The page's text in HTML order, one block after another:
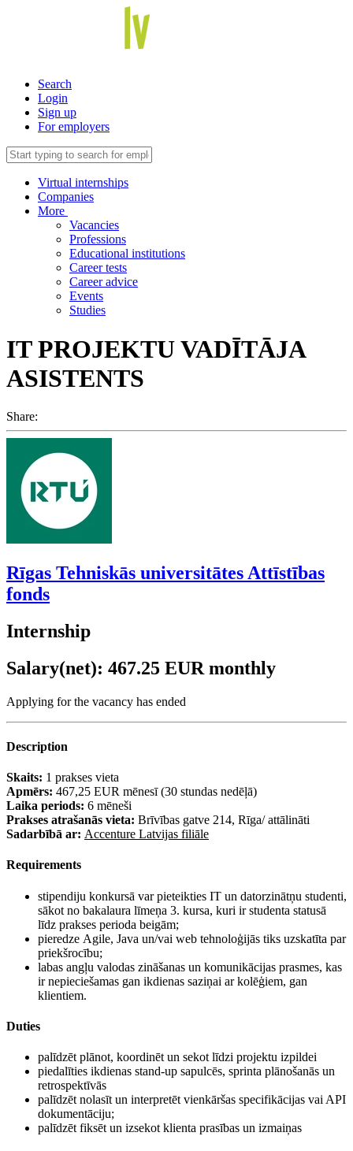
Search
Login
Sign up
For employers
Virtual internships
Companies
More
Vacancies
Professions
Educational institutions
Career tests
Career advice
Events
Studies
IT PROJEKTU VADĪTĀJA
ASISTENTS
Share:
Rīgas Tehniskās universitātes Attīstības
fonds
Internship
Salary(net): 467.25 EUR monthly
Applying for the vacancy has ended
Description
Skaits: 1 prakses vieta
Apmērs: 467,25 EUR mēnesī (30 stundas nedēļā)
Laika periods: 6 mēneši
Prakses atrašanās vieta: Brīvības gatve 214, Rīga/ attālināti
Sadarbībā ar: Accenture Latvijas filiāle
Requirements
stipendiju konkursā var pieteikties IT un datorzinātņu studenti,
sākot no bakalaura līmeņa 3. kursa, kuri ir studenta statusā
līdz prakses perioda beigām;
pieredze Agile, Java un/vai web tehnoloģijās tiks uzskatīta par
priekšrocību;
labas angļu valodas zināšanas un komunikācijas prasmes, kas
ir nepieciešamas gan ikdienas saziņai ar kolēģiem, gan
klientiem.
Duties
palīdzēt plānot, koordinēt un sekot līdzi projektu izpildei
piedalīties ikdienas stand-up sapulcēs, sprinta plānošanās un
retrospektīvās
palīdzēt nolasīt un interpretēt vienkāršas specifikācijas vai API
dokumentāciju;
palīdzēt fiksēt un izsekot klienta prasības un izmaiņas